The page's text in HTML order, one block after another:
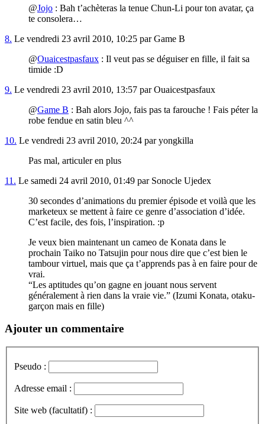
@Jojo : Bah t’achèteras la tenue Chun-Li pour ton avatar, ça
te consolera…
8. Le vendredi 23 avril 2010, 10:25 par Game B
@Ouaicestpasfaux : Il veut pas se déguiser en fille, il fait sa
timide :D
9. Le vendredi 23 avril 2010, 13:57 par Ouaicestpasfaux
@Game B : Bah alors Jojo, fais pas ta farouche ! Fais péter la
robe fendue en satin bleu ^^
10. Le vendredi 23 avril 2010, 20:24 par yongkilla
Pas mal, articuler en plus
11. Le samedi 24 avril 2010, 01:49 par Sonocle Ujedex
30 secondes d’animations du premier épisode et voilà que les
marketeux se mettent à faire ce genre d’association d’idée.
C’est facile, des fois, l’inspiration. :p
Je veux bien maintenant un cameo de Konata dans le
prochain Taiko no Tatsujin pour nous dire que c’est bien le
tambour virtuel, mais que ça t’apprends pas à en faire pour de
vrai.
“Les aptitudes qu’on gagne en jouant nous servent
généralement à rien dans la vraie vie.” (Izumi Konata, otaku-
garçon mais en fille)
Ajouter un commentaire
Pseudo :
Adresse email :
Site web (facultatif) :